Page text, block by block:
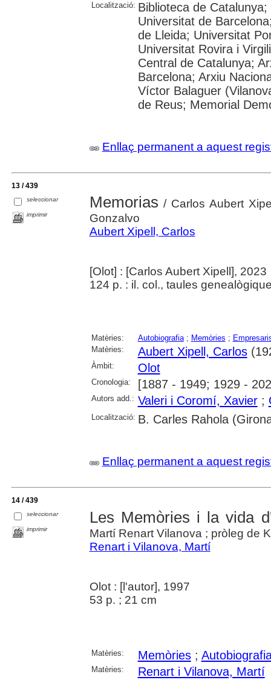
Localització: Biblioteca de
Universitat de
de Lleida; Universitat
Universitat Rovira i
Central de Catalunya;
Barcelona; Arxiu
Víctor Balaguer
de Reus; Memorial
Enllaç permanent a aquest
13 / 439
seleccionar
imprimir
Memorias / Carlos Aubert
Gonzalvo
Aubert Xipell, Carlos
[Olot] : [Carlos Aubert Xipell], 2023
124 p. : il. col., taules
Matèries: Autobiografia; Memòries ;
Matèries:
Aubert Xipell, Carlos
Àmbit: Olot
Cronologia: [1887 - 1949; 1929 -
Autors add.: Valeri i Coromí, Xavier;
Localització: B. Carles Rahola
Enllaç permanent a aquest
14 / 439
seleccionar
imprimir
Les Memòries i la vida
Martí Renart Vilanova ; pròleg de
Renart i Vilanova, Martí
Olot : [l'autor], 1997
53 p. ; 21 cm
Matèries: Memòries;
Matèries: Renart i Vilanova, Martí